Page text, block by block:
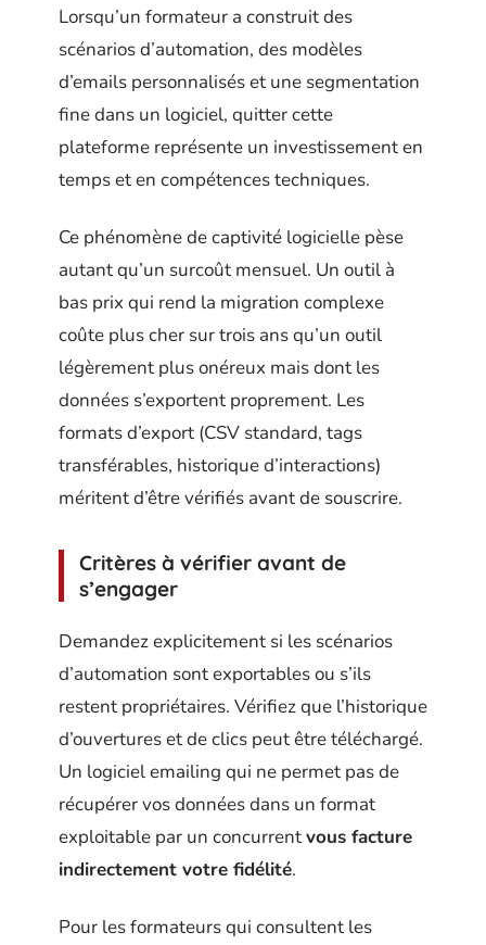
Lorsqu’un formateur a construit des
scénarios d’automation, des modèles
d’emails personnalisés et une segmentation
fine dans un logiciel, quitter cette
plateforme représente un investissement en
temps et en compétences techniques.
Ce phénomène de captivité logicielle pèse
autant qu’un surcoût mensuel. Un outil à
bas prix qui rend la migration complexe
coûte plus cher sur trois ans qu’un outil
légèrement plus onéreux mais dont les
données s’exportent proprement. Les
formats d’export (CSV standard, tags
transférables, historique d’interactions)
méritent d’être vérifiés avant de souscrire.
Critères à vérifier avant de
s’engager
Demandez explicitement si les scénarios
d’automation sont exportables ou s’ils
restent propriétaires. Vérifiez que l’historique
d’ouvertures et de clics peut être téléchargé.
Un logiciel emailing qui ne permet pas de
récupérer vos données dans un format
exploitable par un concurrentvous facture
indirectement votre fidélité.
Pour les formateurs qui consultent les